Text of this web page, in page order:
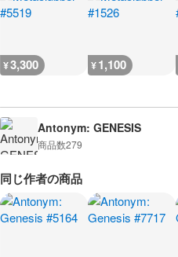
¥3,300 ¥1,100
Antonym: GENESIS
商品数279
同じ作者の商品